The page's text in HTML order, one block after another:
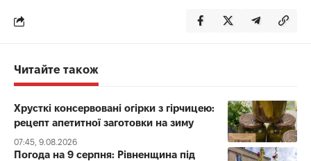
Читайте також
Хрусткі консервовані огірки з гірчицею:
рецепт апетитної заготовки на зиму
07:45, 9.08.2026
Погода на 9 серпня: Рівненщина під